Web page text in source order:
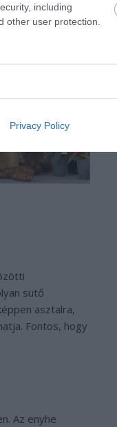
including
other user protection.
Privacy Policy
sütő
asztalra,
Fontos, hogy
Az enyhe